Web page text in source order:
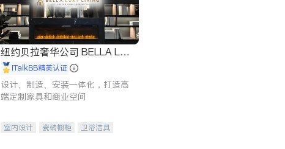
纽约贝拉奢华公司 BELLA LUX
E iTalkBB精英认证
设计、制造、安装一体化，打造高
端定制家具和商业空间
室内设计 瓷砖橱柜
卫浴洁具